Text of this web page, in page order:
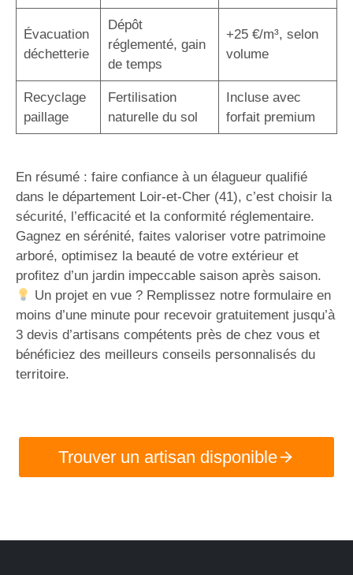
Évacuation
déchetterie
Dépôt
réglementé, gain
de temps
+25 €/m³, selon
volume
Recyclage
paillage
Fertilisation
naturelle du sol
Incluse avec
forfait premium
En résumé : faire confiance à un élagueur qualifié
dans le département Loir-et-Cher (41), c’est choisir la
sécurité, l’efficacité et la conformité réglementaire.
Gagnez en sérénité, faites valoriser votre patrimoine
arboré, optimisez la beauté de votre extérieur et
profitez d’un jardin impeccable saison après saison.
Un projet en vue ? Remplissez notre formulaire en
moins d’une minute pour recevoir gratuitement jusqu’à
3 devis d’artisans compétents près de chez vous et
bénéficiez des meilleurs conseils personnalisés du
territoire.
Trouver un artisan disponible